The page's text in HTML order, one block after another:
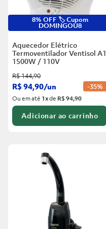
8% OFF 🏷️ Cupom
DOMINGOU8
Aquecedor Elétrico
Termoventilador Ventisol A1
1500W / 110V
R$144,90
R$94,90/un -35%
Ou em até 1xde R$ 94,90
Adicionar ao carrinho